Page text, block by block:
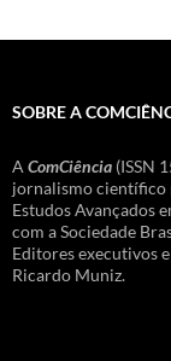
SOBRE A
A ComCiência (ISSN
jornalismo científico
Estudos Avançados
com a Sociedade
Editores executivos
Ricardo Muniz.